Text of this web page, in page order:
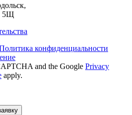
5Щ
конфиденциальности
and the Google Privacy
apply.